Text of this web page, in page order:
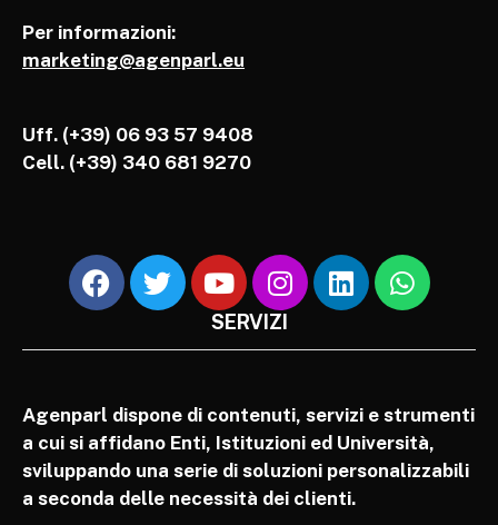
Per informazioni:
marketing@agenparl.eu
Uff. (+39) 06 93 57 9408
Cell. (+39) 340 681 9270
SERVIZI
Agenparl dispone di contenuti, servizi e strumenti
a cui si affidano Enti, Istituzioni ed Università,
sviluppando una serie di soluzioni personalizzabili
a seconda delle necessità dei clienti.